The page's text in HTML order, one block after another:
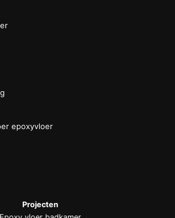
epoxyvloer
Projecten